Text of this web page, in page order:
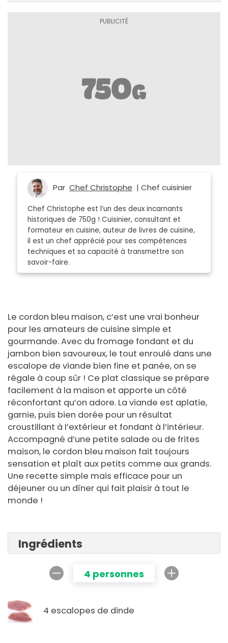
Par Chef Christophe | Chef cuisinier
Chef Christophe est l’un des deux incarnants
historiques de 750g ! Cuisinier, consultant et
formateur en cuisine, auteur de livres de cuisine,
il est un chef apprécié pour ses compétences
techniques et sa capacité à transmettre son
savoir-faire.
Le cordon bleu maison, c’est une vrai bonheur
pour les amateurs de cuisine simple et
gourmande. Avec du fromage fondant et du
jambon bien savoureux, le tout enroulé dans une
escalope de viande bien fine et panée, on se
régale à coup sûr ! Ce plat classique se prépare
facilement à la maison et apporte un côté
réconfortant qu’on adore. La viande est aplatie,
garnie, puis bien dorée pour un résultat
croustillant à l’extérieur et fondant à l’intérieur.
Accompagné d’une petite salade ou de frites
maison, le cordon bleu maison fait toujours
sensation et plaît aux petits comme aux grands.
Une recette simple mais efficace pour un
déjeuner ou un dîner qui fait plaisir à tout le
monde !
Ingrédients
4 personnes
4 escalopes de dinde